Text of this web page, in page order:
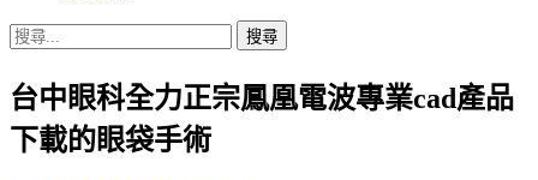
搜
關
鍵
字:
台中眼科全力正宗鳳凰電波專業cad產品
下載的眼袋手術